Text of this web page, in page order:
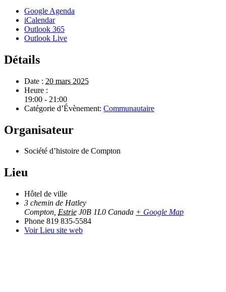
Google Agenda
iCalendar
Outlook 365
Outlook Live
Détails
Date : 20 mars 2025
Heure :
19:00 - 21:00
Catégorie d’Évènement: Communautaire
Organisateur
Société d’histoire de Compton
Lieu
Hôtel de ville
3 chemin de Hatley
Compton Estrie J0B 1L0 Canada + Google Map
Phone 819 835-5584
Voir Lieu site web